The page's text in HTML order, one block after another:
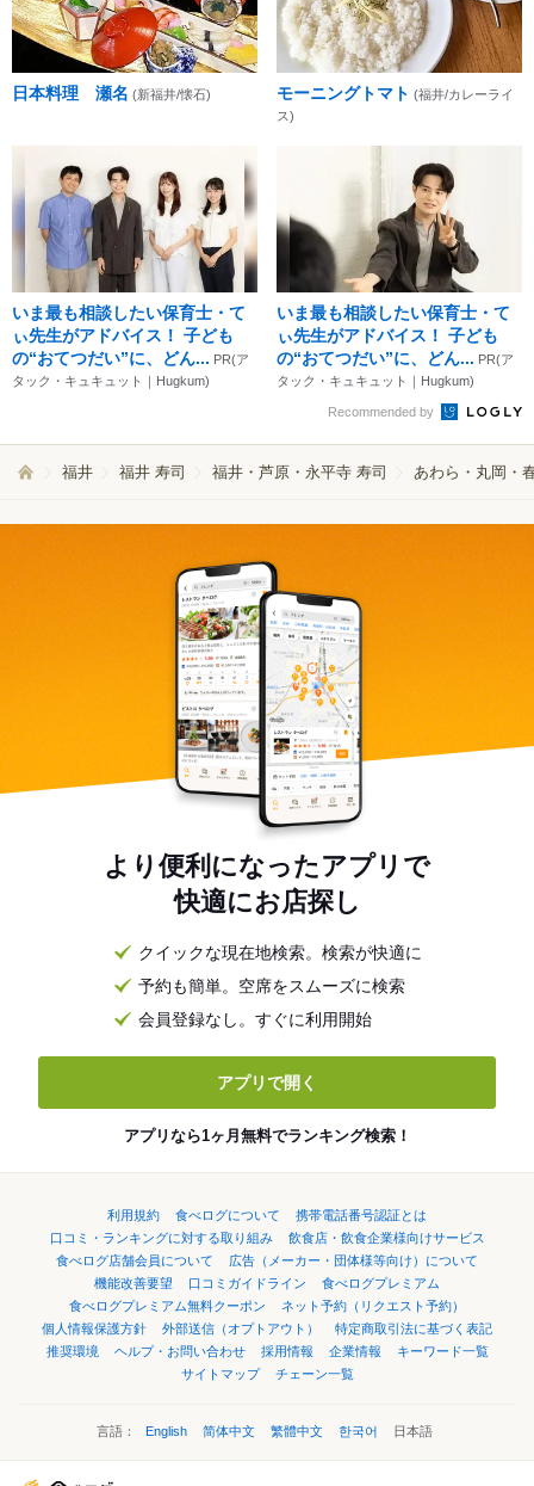
日本料理 瀬名 (新福井/懐石) モーニングトマト (福井/カレーライ
ス)
いま最も相談したい保育士・て
ぃ先生がアドバイス！ 子ども
の“おてつだい”に、どん... PR(ア
タック・キュキュット｜Hugkum)
いま最も相談したい保育士・て
ぃ先生がアドバイス！ 子ども
の“おてつだい”に、どん... PR(ア
タック・キュキュット｜Hugkum)
Recommended by
福井 福井 寿司 福井・芦原・永平寺 寿司 あわら・丸岡・
より便利になったアプリで
快適にお店探し
クイックな現在地検索。検索が快適に
予約も簡単。空席をスムーズに検索
会員登録なし。すぐに利用開始
アプリで開く
アプリなら1ヶ月無料でランキング検索！
利用規約 食べログについて
携帯電話番号認証とは
口コミ・ランキングに対する取り組み
飲食店・飲食企業様向けサービス
食べログ店舗会員について
広告（メーカー・団体様等向け）について
機能改善要望
口コミガイドライン
食べログプレミアム
食べログプレミアム無料クーポン
ネット予約（リクエスト予約）
個人情報保護方針
外部送信（オプトアウト）
特定商取引法に基づく表記
推奨環境
ヘルプ・お問い合わせ 採用情報 企業情報
キーワード一覧
サイトマップ
チェーン一覧
言語： English 简体中文 繁體中文 한국어 日本語